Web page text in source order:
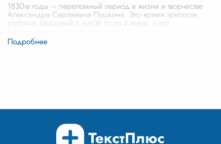
1830-е годы – переломный период в жизни и творчестве
Александра Сергеевича Пушкина. Это время зрелости,
глубоких раздумий о месте поэта в мире, о его